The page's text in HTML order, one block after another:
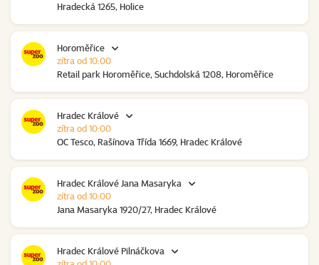
Hradecká 1265, Holice
Horoměřice
Retail park Horoměřice, Suchdolská 1208, Horoměřice
zítra od 10:00
Hradec Králové
OC Tesco, Rašínova Třída 1669, Hradec Králové
zítra od 10:00
Hradec Králové Jana Masaryka
Jana Masaryka 1920/27, Hradec Králové
zítra od 10:00
Hradec Králové Pilnáčkova